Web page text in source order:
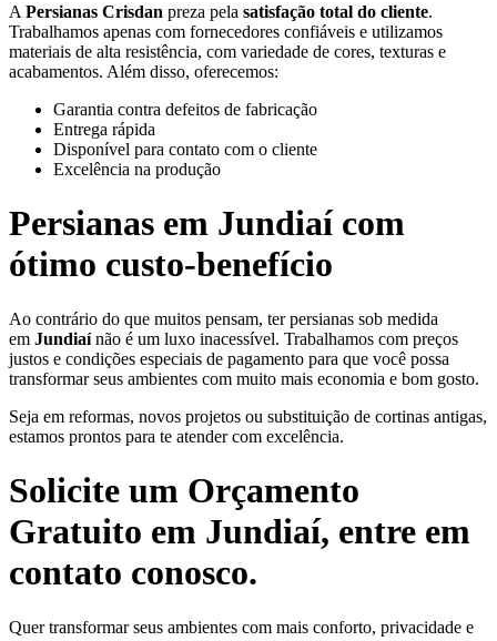
A Persianas Crisdan preza pela satisfação total do cliente.
Trabalhamos apenas com fornecedores confiáveis e utilizamos
materiais de alta resistência, com variedade de cores, texturas e
acabamentos. Além disso, oferecemos:
Garantia contra defeitos de fabricação
Entrega rápida
Disponível para contato com o cliente
Excelência na produção
Persianas em Jundiaí com
ótimo custo-benefício
Ao contrário do que muitos pensam, ter persianas sob medida
em Jundiaínão é um luxo inacessível. Trabalhamos com preços
justos e condições especiais de pagamento para que você possa
transformar seus ambientes com muito mais economia e bom gosto.
Seja em reformas, novos projetos ou substituição de cortinas antigas,
estamos prontos para te atender com excelência.
Solicite um Orçamento
Gratuito em Jundiaí, entre em
contato conosco.
Quer transformar seus ambientes com mais conforto, privacidade e